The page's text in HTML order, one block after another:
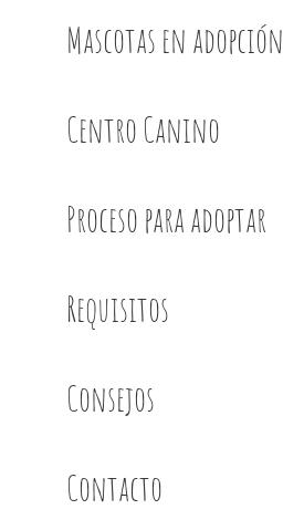
Mascotas en adopción
Centro Canino
Proceso para adoptar
Requisitos
Consejos
Contacto